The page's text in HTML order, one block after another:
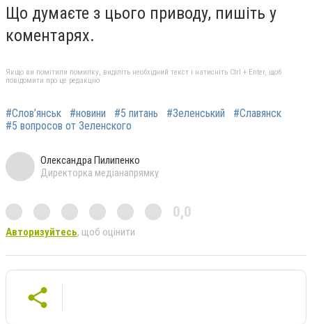
Що думаєте з цього приводу, пишіть у
коментарях.
Якщо ви помітили помилку, виділіть необхідний текст і натисніть Ctrl + Enter, щоб
повідомити про це редакцію
#Слов’янськ #новини #5 питань #Зеленський
#Славянск
#5 вопросов от Зеленского
Олександра Пилипенко
Директорка медіанапрямку
0,0
Авторизуйтесь, щоб оцінити